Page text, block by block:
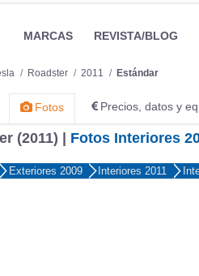
MARCAS REVISTA/BLOG
Roadster 2011 Estándar
Fotos Precios, datos y
(2011) | Fotos Interiores
Exteriores 2009 Interiores 2011